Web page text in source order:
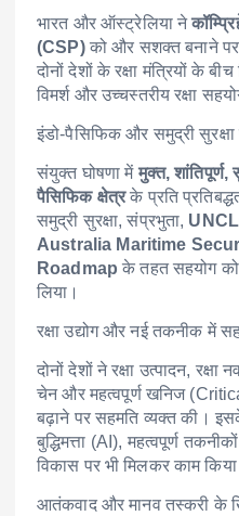
भारत और ऑस्ट्रेलिया ने
(CSP)को और सशक्त बनाने
दोनों देशों के रक्षा मंत्रियों के
विमर्श और उच्चस्तरीय रक्षा
इंडो-पैसिफिक और समुद्री सुरक्षा
संयुक्त घोषणा मेंमुक्त, शांतिपूर्ण,
पैसिफिक क्षेत्रके प्रति
समुद्री सुरक्षा, संप्रभुता,
Australia Maritime
Roadmap के तहत सहयोग
लिया।
रक्षा उद्योग और नई तकनीक में
दोनों देशों ने रक्षा उत्पादन, रक्षा
चेन और महत्वपूर्ण खनिज
बढ़ाने पर सहमति व्यक्त की।
बुद्धिमत्ता (AI), महत्वपूर्ण
विकास पर भी मिलकर काम किया
आतंकवाद और मानव तस्करी के